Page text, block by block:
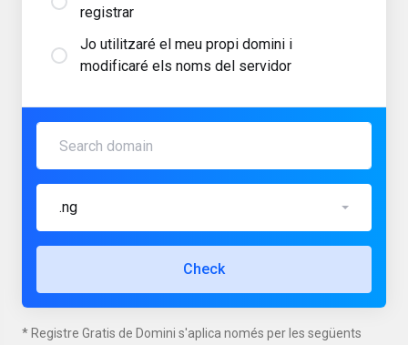
registrar
Jo utilitzaré el meu propi domini i
modificaré els noms del servidor
.ng
Check
* Registre Gratis de Domini s'aplica només per les següents